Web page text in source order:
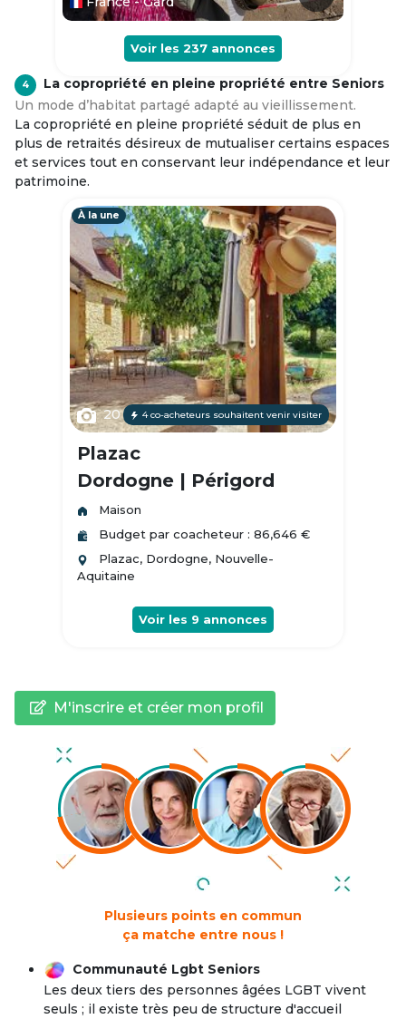
Voir les 237 annonces
4
La copropriété en pleine propriété entre Seniors
Un mode d’habitat partagé adapté au vieillissement.
La copropriété en pleine propriété séduit de plus en
plus de retraités désireux de mutualiser certains espaces
et services tout en conservant leur indépendance et leur
patrimoine.
À la une
20 4 co-acheteurs souhaitent venir visiter
Plazac
Dordogne | Périgord
Maison
Budget par coacheteur : 86,646 €
Plazac, Dordogne, Nouvelle-
Aquitaine
Voir les 9 annonces
M'inscrire et créer mon profil
Plusieurs points en commun
ça matche entre nous !
Communauté Lgbt Seniors
Les deux tiers des personnes âgées LGBT vivent
seuls ; il existe très peu de structure d'accueil